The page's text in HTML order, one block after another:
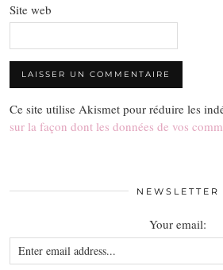
Site web
Ce site utilise Akismet pour réduire les
sur la façon dont les données de vos
NEWSLETTER
Your email: